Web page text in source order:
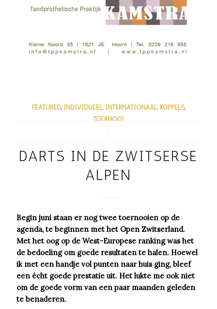
FEATURED, INDIVIDUEEL, INTERNATIONAAL, KOPPELS,
TOERNOOI
DARTS IN DE ZWITSERSE
ALPEN
Begin juni staan er nog twee toernooien op de
agenda, te beginnen met het Open Zwitserland.
Met het oog op de West-Europese ranking was het
de bedoeling om goede resultaten te halen. Hoewel
ik met een handje vol punten naar huis ging, bleef
een écht goede prestatie uit. Het lukte me ook niet
om de goede vorm van een paar maanden geleden
te benaderen.